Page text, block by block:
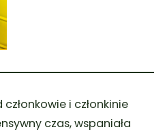
i członkinie
czas, wspaniała